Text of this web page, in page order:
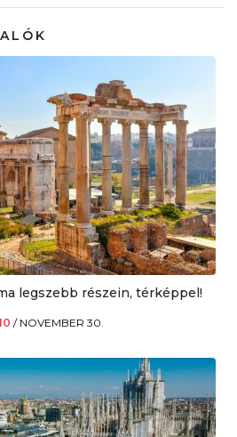
legszebb részein, térképpel!
/ NOVEMBER 30.